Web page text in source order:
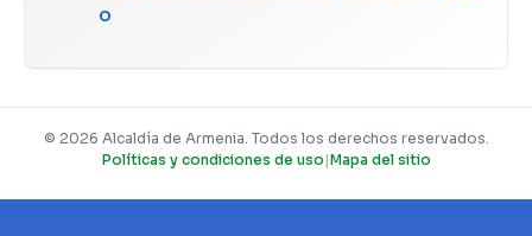
o
© 2026 Alcaldía de Armenia. Todos los derechos reservados.
Políticas y condiciones de uso |Mapa del sitio